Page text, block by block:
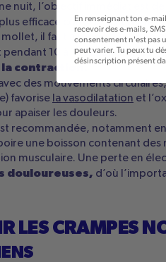
nuit, l’objectif immédiat est de
plus efficace consiste à étirer le
il faut allonger la jambe
10 à 15 secondes. Ce
contraction.
des mouvements
favorise la vasodilatation et
apaiser les douleurs.
recommandée, notamment
une boisson contenant
musculaire. Une perte en
douloureuses, d’où
LES CRAMPES
En renseignant ton e-
recevoir des e-mails,
consentement n'est pas
peut varier. Tu peux tu
désinscription présent